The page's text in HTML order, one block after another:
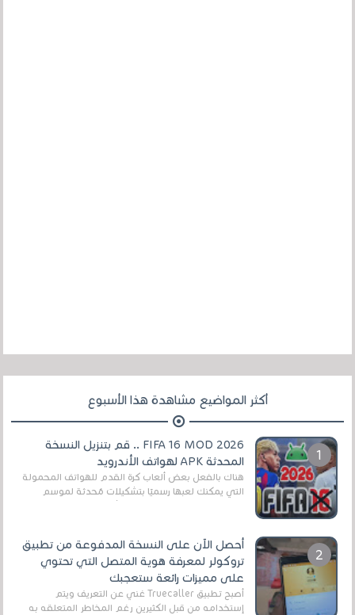
أكثر المواضيع مشاهدة هذا الأسبوع
FIFA 16 MOD 2026 .. قم بتنزيل النسخة
المحدثة APK لهواتف الأندرويد
هناك بالفعل بعض ألعاب كرة القدم للهواتف المحمولة
التي يمكنك لعبها رسميًا بتشكيلات مُحدثة لموسم
أحصل الآن على النسخة المدفوعة من تطبيق
تروكولر لمعرفة هوية المتصل التي تحتوي
على مميزات رائعة ستعجبك
أصبح تطبيق Truecaller غني عن التعريف ويتم
إستخدامه من قبل الكثيرين رغم المخاطر المتعلقه به